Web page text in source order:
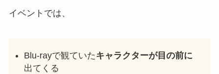
イベントでは、
Blu-rayで観ていたキャラクターが目の前に
出てくる